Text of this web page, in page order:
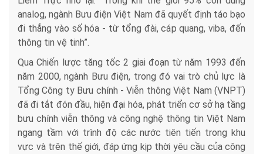
analog, ngành Bưu điện Việt Nam đã quyết định táo bạo
đi thẳng vào số hóa - từ tổng đài, cáp quang, viba, đến
thông tin vệ tinh”.
Qua Chiến lược tăng tốc 2 giai đoạn từ năm 1993 đến
năm 2000, ngành Bưu điện, trong đó vai trò chủ lực là
Tổng Công ty Bưu chính - Viễn thông Việt Nam (VNPT)
đã đi tắt đón đầu, hiện đại hóa, phát triển cơ sở hạ tầng
bưu chính viễn thông và công nghệ thông tin Việt Nam
ngang tầm với trình độ các nước tiên tiến trong khu
vực và trên thế giới, đáp ứng kịp thời yêu cầu của công